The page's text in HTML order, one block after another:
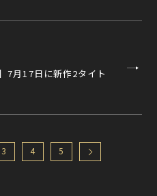
7月17日に新作2タイト
3 4 5